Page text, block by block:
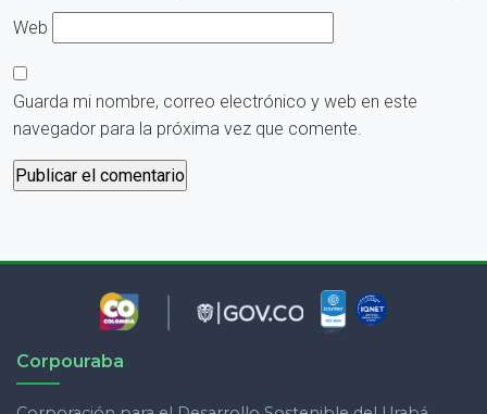
Web
Guarda mi nombre, correo electrónico y web en este
navegador para la próxima vez que comente.
Corpouraba